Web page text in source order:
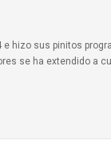
e hizo sus pinitos
se ha extendido a